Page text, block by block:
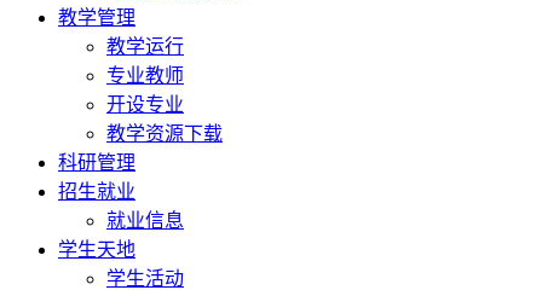
教学管理
教学运行
专业教师
开设专业
教学资源下载
科研管理
招生就业
就业信息
学生天地
学生活动